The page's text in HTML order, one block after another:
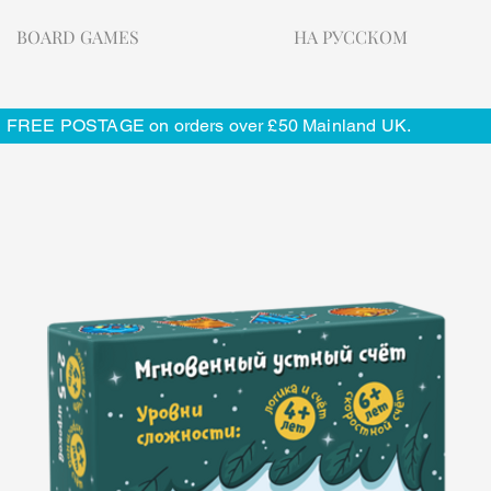
BOARD GAMES НА РУССКОМ
FREE POSTAGE on orders over £50 Mainland UK.